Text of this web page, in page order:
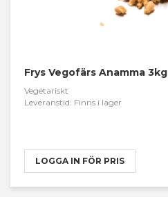
Frys Vegofärs Anamma 3kg
Vegetariskt
Leveranstid: Finns i lager
LOGGA IN FÖR PRIS